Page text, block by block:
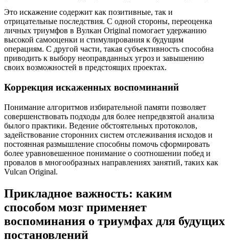
Это искажение содержит как позитивные, так и
отрицательные последствия. С одной стороны, переоценка
личных триумфов в Вулкан Original помогает удержанию
высокой самооценки и стимулирования к будущим
операциям. С другой части, такая субъективность способна
приводить к выбору неоправданных угроз и завышению
своих возможностей в предстоящих проектах.
Коррекция искаженных воспоминаний
Понимание алгоритмов избирательной памяти позволяет
совершенствовать подходы для более непредвзятой анализа
былого практики. Ведение обстоятельных протоколов,
задействование сторонних систем отслеживания исходов и
постоянная размышление способны помочь сформировать
более уравновешенное понимание о соотношении побед и
провалов в многообразных направлениях занятий, таких как
Vulcan Original.
Прикладное важность: каким
способом мозг применяет
воспоминания о триумфах для будущих
постановлений